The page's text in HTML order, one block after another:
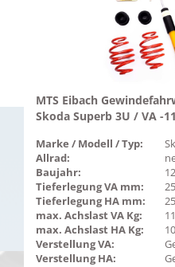
MTS Eibach
Skoda Superb 3U / VA -
Marke / Modell / Typ:
Allrad:
Baujahr:
Tieferlegung VA mm:
Tieferlegung HA mm:
max. Achslast VA Kg:
max. Achslast HA Kg:
Verstellung VA:
Verstellung HA: